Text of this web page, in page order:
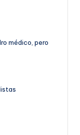
médico, pero